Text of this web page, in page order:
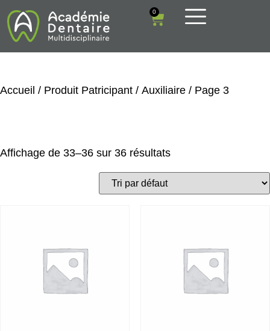
0
Accueil / Produit Patricipant / Auxiliaire / Page 3
Affichage de 33–36 sur 36 résultats